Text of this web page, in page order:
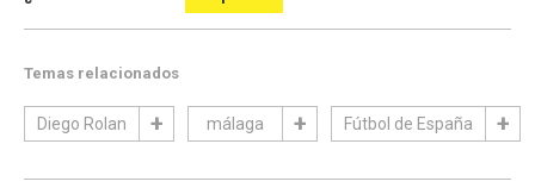
Temas relacionados
Diego Rolan málaga Fútbol de España